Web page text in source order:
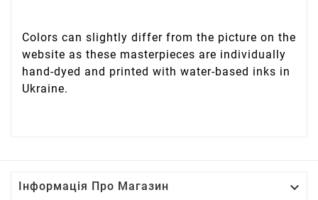
Colors can slightly differ from the picture on the
website as these masterpieces are individually
hand-dyed and printed with water-based inks in
Ukraine.
Інформація Про Магазин 